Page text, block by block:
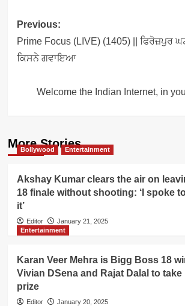
Post
navigation
Previous:
Prime Focus (LIVE) (1405) || ਫਿਰੋਜ਼ਪੁਰ
ਕਿਸਨੇ ਗਵਾਇਆ
Welcome the Indian Internet, in
More Stories
Bollywood Entertainment
Akshay Kumar clears the air on
18 finale without shooting: ‘I spoke
it’
Editor
January 21, 2025
Entertainment
Karan Veer Mehra is Bigg Boss 18
Vivian DSena and Rajat Dalal to take
prize
Editor
January 20, 2025